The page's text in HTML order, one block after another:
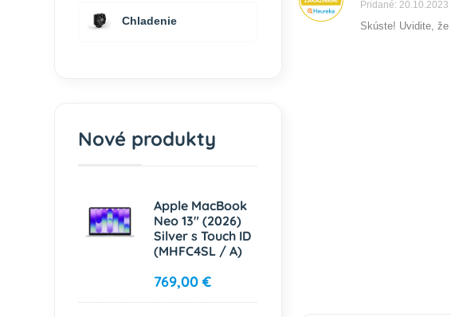
Pridané: 20.10.2023
Skúste! Uvidite,
Chladenie
Nové produkty
Apple MacBook
Neo 13" (2026)
Silver s Touch ID
(MHFC4SL / A)
769,00 €